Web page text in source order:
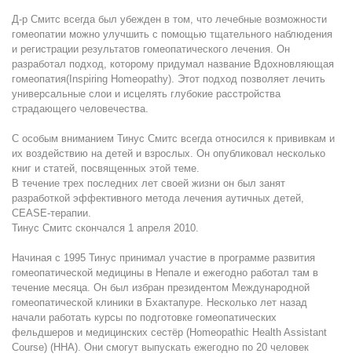
Д-р Смитс всегда был убежден в том, что лечебные возможности
гомеопатии можно улучшить с помощью тщательного наблюдения
и регистрации результатов гомеопатического лечения. Он
разработал подход, которому придумал название Вдохновляющая
гомеопатия(Inspiring Homeopathy). Этот подход позволяет лечить
универсальные слои и исцелять глубокие расстройства
страдающего человечества.
С особым вниманием Тинус Смитс всегда относился к прививкам и
их воздействию на детей и взрослых. Он опубликовал несколько
книг и статей, посвященных этой теме.
В течение трех последних лет своей жизни он был занят
разработкой эффективного метода лечения аутичных детей,
CEASE-терапии.
Тинус Смитс скончался 1 апреля 2010.
Начиная с 1995 Тинус принимал участие в программе развития
гомеопатической медицины в Непале и ежегодно работал там в
течение месяца. Он был избран президентом Международной
гомеопатической клиники в Бхактапуре. Несколько лет назад
начали работать курсы по подготовке гомеопатических
фельдшеров и медицинских сестёр (Homeopathic Health Assistant
Course) (HHA). Они смогут выпускать ежегодно по 20 человек